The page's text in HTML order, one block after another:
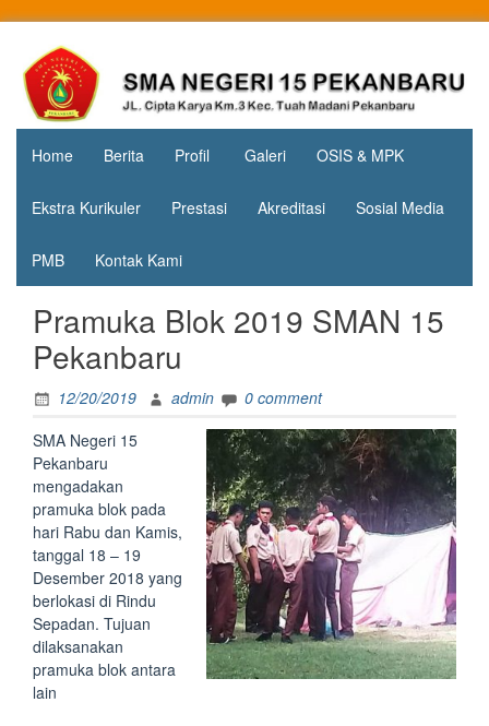
contentSMA
Negeri 15
Pekanbaru
Jl. Cipta
Karya
KM.3, Kec.
Tuah
Madani,
Home Berita Profil Galeri OSIS & MPK
Ekstra Kurikuler Prestasi Akreditasi Sosial Media
PMB Kontak Kami
Pramuka Blok 2019 SMAN 15
Pekanbaru
12/20/2019 admin
0 comment
SMA Negeri 15
Pekanbaru
mengadakan
pramuka blok pada
hari Rabu dan Kamis,
tanggal 18 – 19
Desember 2018 yang
berlokasi di Rindu
Sepadan. Tujuan
dilaksanakan
pramuka blok antara
lain